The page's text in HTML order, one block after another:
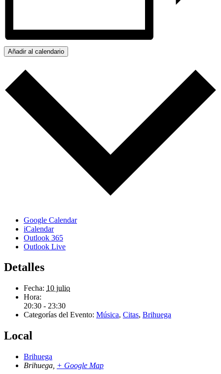
Añadir al calendario
Google Calendar
iCalendar
Outlook 365
Outlook Live
Detalles
Fecha: 10 julio
Hora:
20:30 - 23:30
Categorías del Evento: Música, Citas, Brihuega
Local
Brihuega
Brihuega + Google Map